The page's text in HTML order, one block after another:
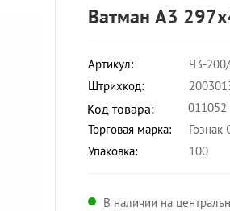
Ватман А3
Артикул:
Ч3-
Штрихкод:
Код товара:
011052
Торговая марка:
Гознак
Упаковка:
100
В наличии на